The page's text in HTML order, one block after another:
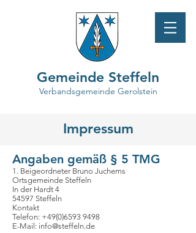
Gemeinde Steffeln
Verbandsgemeinde Gerolstein
Impressum
Angaben gemäß § 5 TMG
1. Beigeordneter Bruno Juchems
Ortsgemeinde Steffeln
In der Hardt 4
54597 Steffeln
Kontakt
Telefon: +49(0)6593 9498
E-Mail: info@steffeln.de